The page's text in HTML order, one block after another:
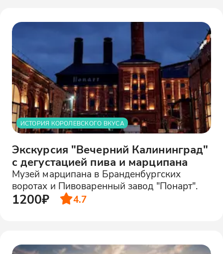
ИСТОРИЯ КОРОЛЕВСКОГО ВКУСА
Экскурсия "Вечерний Калининград"
с дегустацией пива и марципана
Музей марципана в Бранденбургских
воротах и Пивоваренный завод "Понарт".
1200₽ 4.7